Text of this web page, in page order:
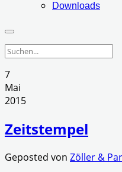
Downloads
7
Mai
2015
Zeitstempel
Geposted von Zöller &